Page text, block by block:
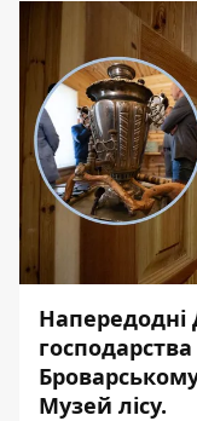
Напередодні
Музей лісу.